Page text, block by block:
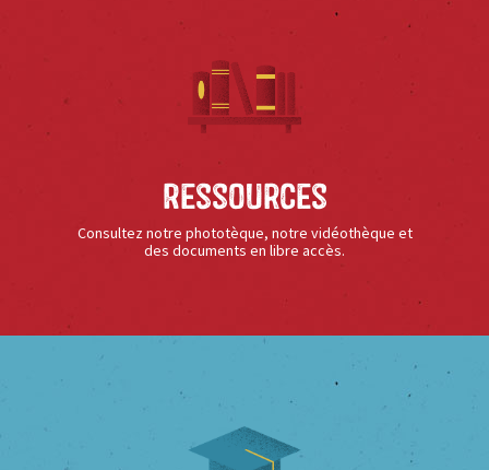
Ressources
Consultez notre phototèque, notre vidéothèque et
des documents en libre accès.